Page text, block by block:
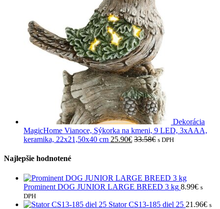
Dekorácia
MagicHome Vianoce, Sýkorka na kmeni, 9 LED, 3xAAA,
keramika, 22x21,50x40 cm 25.90€ 33.58€ s DPH
Najlepšie hodnotené
Prominent DOG JUNIOR LARGE BREED 3 kg 8.99€ s
DPH
Stator CS13-185 diel 25 21.96€ s